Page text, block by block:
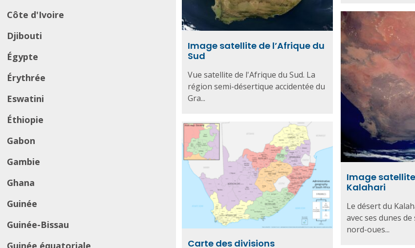
Côte d'Ivoire
Djibouti
Égypte
Érythrée
Eswatini
Éthiopie
Gabon
Gambie
Ghana
Guinée
Guinée-Bissau
Guinée équatoriale
Image satellite de l’Afrique du
Sud
Vue satellite de l'Afrique du Sud. La
région semi-désertique accidentée du
Gra...
Image
Kalahari
Le désert du
avec ses dunes
nord-oues...
Carte des divisions